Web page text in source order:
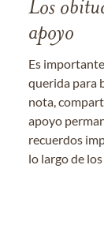
Los
apoyo
Es
querida para
nota,
apoyo
recuerdos
lo largo de